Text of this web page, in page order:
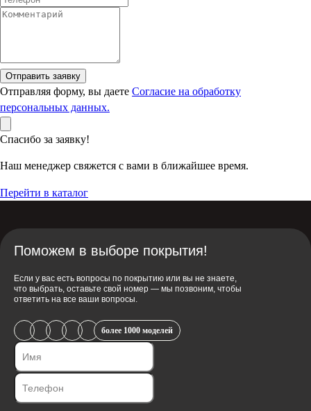
Отправить заявку
Отправляя форму, вы даете Согласие на обработку
персональных данных.
Спасибо за заявку!
Наш менеджер свяжется с вами в ближайшее время.
Перейти в каталог
Поможем в выборе покрытия!
Если у вас есть вопросы по покрытию или вы не знаете,
что выбрать, оставьте свой номер — мы позвоним, чтобы
ответить на все ваши вопросы.
более 1000 моделей